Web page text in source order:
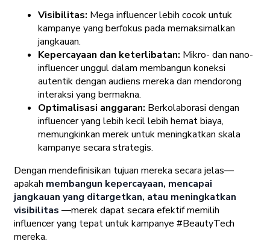
Visibilitas: Mega influencer lebih cocok untuk
kampanye yang berfokus pada memaksimalkan
jangkauan.
Kepercayaan dan keterlibatan: Mikro- dan nano-
influencer unggul dalam membangun koneksi
autentik dengan audiens mereka dan mendorong
interaksi yang bermakna.
Optimalisasi anggaran: Berkolaborasi dengan
influencer yang lebih kecil lebih hemat biaya,
memungkinkan merek untuk meningkatkan skala
kampanye secara strategis.
Dengan mendefinisikan tujuan mereka secara jelas—
apakah membangun kepercayaan, mencapai
jangkauan yang ditargetkan, atau meningkatkan
visibilitas —merek dapat secara efektif memilih
influencer yang tepat untuk kampanye #BeautyTech
mereka.